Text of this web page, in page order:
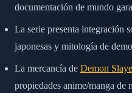
documentación de mundo
La serie presenta integración
japonesas y mitología de
La mercancía de Demon
propiedades anime/manga de